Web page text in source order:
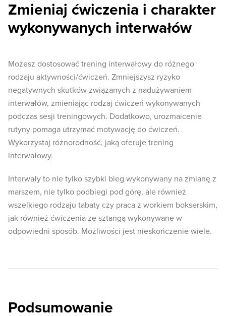
Zmieniaj ćwiczenia i charakter
wykonywanych interwałów
Możesz dostosować trening interwałowy do różnego
rodzaju aktywności/ćwiczeń. Zmniejszysz ryzyko
negatywnych skutków związanych z nadużywaniem
interwałów, zmieniając rodzaj ćwiczeń wykonywanych
podczas sesji treningowych. Dodatkowo, urozmaicenie
rutyny pomaga utrzymać motywację do ćwiczeń.
Wykorzystaj różnorodność, jaką oferuje trening
interwałowy.
Interwały to nie tylko szybki bieg wykonywany na zmianę z
marszem, nie tylko podbiegi pod górę, ale również
wszelkiego rodzaju tabaty czy praca z workiem bokserskim,
jak również ćwiczenia ze sztangą wykonywane w
odpowiedni sposób. Możliwości jest nieskończenie wiele.
Podsumowanie